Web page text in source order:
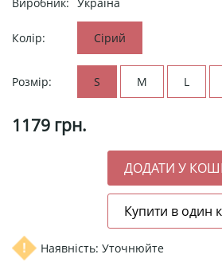
Колір: Сірий
Розмір: S M L
1179 грн.
Наявність: Уточнюйте